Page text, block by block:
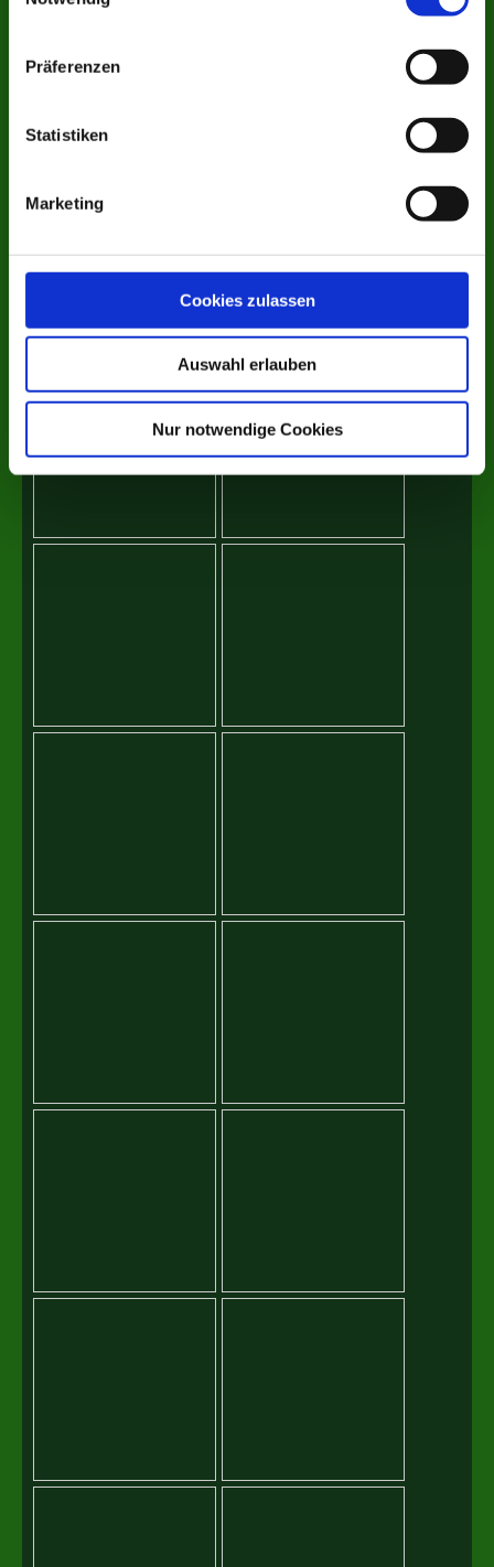
Präferenzen
Statistiken
Marketing
Cookies zulassen
Auswahl erlauben
Nur notwendige Cookies